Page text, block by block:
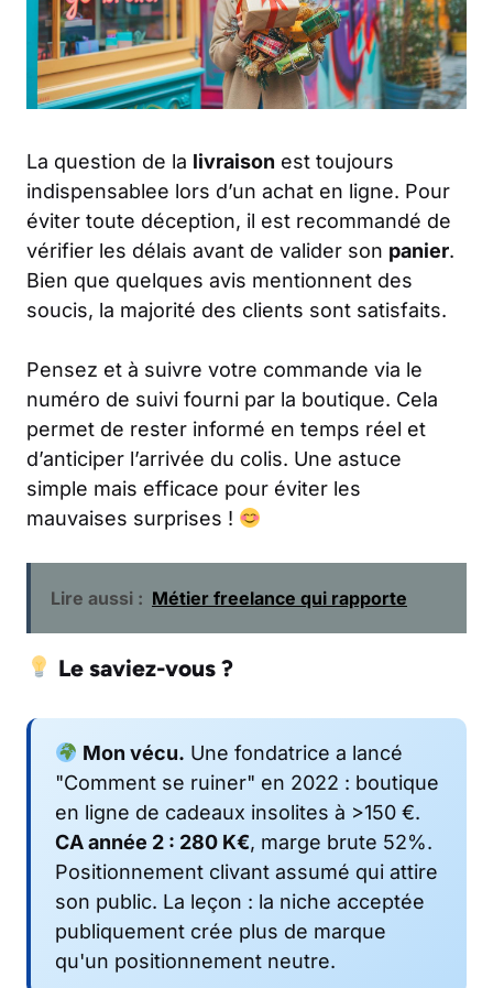
La question de la livraison est toujours
indispensablee lors d’un achat en ligne. Pour
éviter toute déception, il est recommandé de
vérifier les délais avant de valider son panier.
Bien que quelques avis mentionnent des
soucis, la majorité des clients sont satisfaits.
Pensez et à suivre votre commande via le
numéro de suivi fourni par la boutique. Cela
permet de rester informé en temps réel et
d’anticiper l’arrivée du colis. Une astuce
simple mais efficace pour éviter les
mauvaises surprises !
Lire aussi : Métier freelance qui rapporte
Le saviez-vous ?
Mon vécu. Une fondatrice a lancé
"Comment se ruiner" en 2022 : boutique
en ligne de cadeaux insolites à >150 €.
CA année 2 : 280 K€, marge brute 52%.
Positionnement clivant assumé qui attire
son public. La leçon : la niche acceptée
publiquement crée plus de marque
qu'un positionnement neutre.